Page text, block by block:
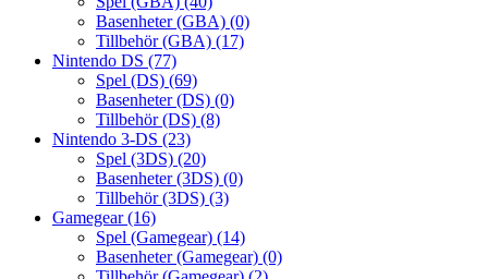
Basenheter (GBA) (0)
Tillbehör (GBA) (17)
Nintendo DS (77)
Spel (DS) (69)
Basenheter (DS) (0)
Tillbehör (DS) (8)
Nintendo 3-DS (23)
Spel (3DS) (20)
Basenheter (3DS) (0)
Tillbehör (3DS) (3)
Gamegear(16)
Spel (Gamegear) (14)
Basenheter (Gamegear) (0)